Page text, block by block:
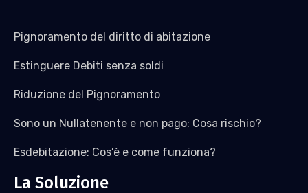
Pignoramento del diritto di abitazione
Estinguere Debiti senza soldi
Riduzione del Pignoramento
Sono un Nullatenente e non pago: Cosa rischio?
Esdebitazione: Cos’è e come funziona?
La Soluzione